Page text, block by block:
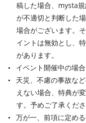
稿した場合、mysta
が不適切と判断した
場合がございます。
イントは無効とし、
があります。
イベント開催中の場
天災、不慮の事故な
えない場合、特典が
す。予めご了承くださ
万が一、前項に定め